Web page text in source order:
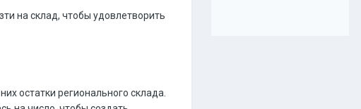
на склад, чтобы удовлетворить
остатки регионального склада.